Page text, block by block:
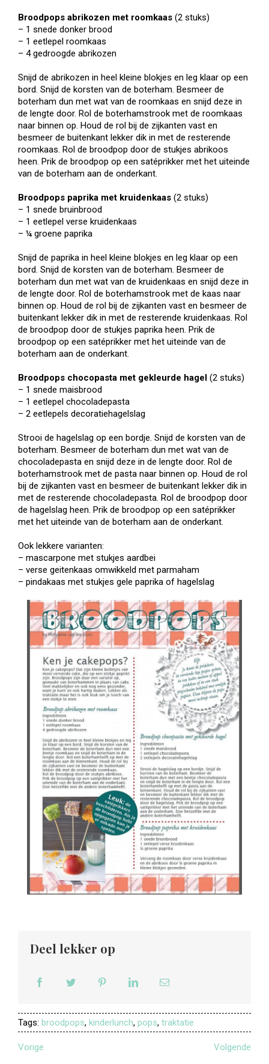
Broodpops abrikozen met roomkaas (2 stuks)
– 1 snede donker brood
– 1 eetlepel roomkaas
– 4 gedroogde abrikozen
Snijd de abrikozen in heel kleine blokjes en leg klaar op een
bord. Snijd de korsten van de boterham. Besmeer de
boterham dun met wat van de roomkaas en snijd deze in
de lengte door. Rol de boterhamstrook met de roomkaas
naar binnen op. Houd de rol bij de zijkanten vast en
besmeer de buitenkant lekker dik in met de resterende
roomkaas. Rol de broodpop door de stukjes abrikoos
heen. Prik de broodpop op een satéprikker met het uiteinde
van de boterham aan de onderkant.
Broodpops paprika met kruidenkaas (2 stuks)
– 1 snede bruinbrood
– 1 eetlepel verse kruidenkaas
– ¼ groene paprika
Snijd de paprika in heel kleine blokjes en leg klaar op een
bord. Snijd de korsten van de boterham. Besmeer de
boterham dun met wat van de kruidenkaas en snijd deze in
de lengte door. Rol de boterhamstrook met de kaas naar
binnen op. Houd de rol bij de zijkanten vast en besmeer de
buitenkant lekker dik in met de resterende kruidenkaas. Rol
de broodpop door de stukjes paprika heen. Prik de
broodpop op een satéprikker met het uiteinde van de
boterham aan de onderkant.
Broodpops chocopasta met gekleurde hagel (2 stuks)
– 1 snede maisbrood
– 1 eetlepel chocoladepasta
– 2 eetlepels decoratiehagelslag
Strooi de hagelslag op een bordje. Snijd de korsten van de
boterham. Besmeer de boterham dun met wat van de
chocoladepasta en snijd deze in de lengte door. Rol de
boterhamstrook met de pasta naar binnen op. Houd de rol
bij de zijkanten vast en besmeer de buitenkant lekker dik in
met de resterende chocoladepasta. Rol de broodpop door
de hagelslag heen. Prik de broodpop op een satéprikker
met het uiteinde van de boterham aan de onderkant.
Ook lekkere varianten:
– mascarpone met stukjes aardbei
– verse geitenkaas omwikkeld met parmaham
– pindakaas met stukjes gele paprika of hagelslag
Deel lekker op
Tags: broodpops, kinderlunch, pops, traktatie
Vorige Volgende